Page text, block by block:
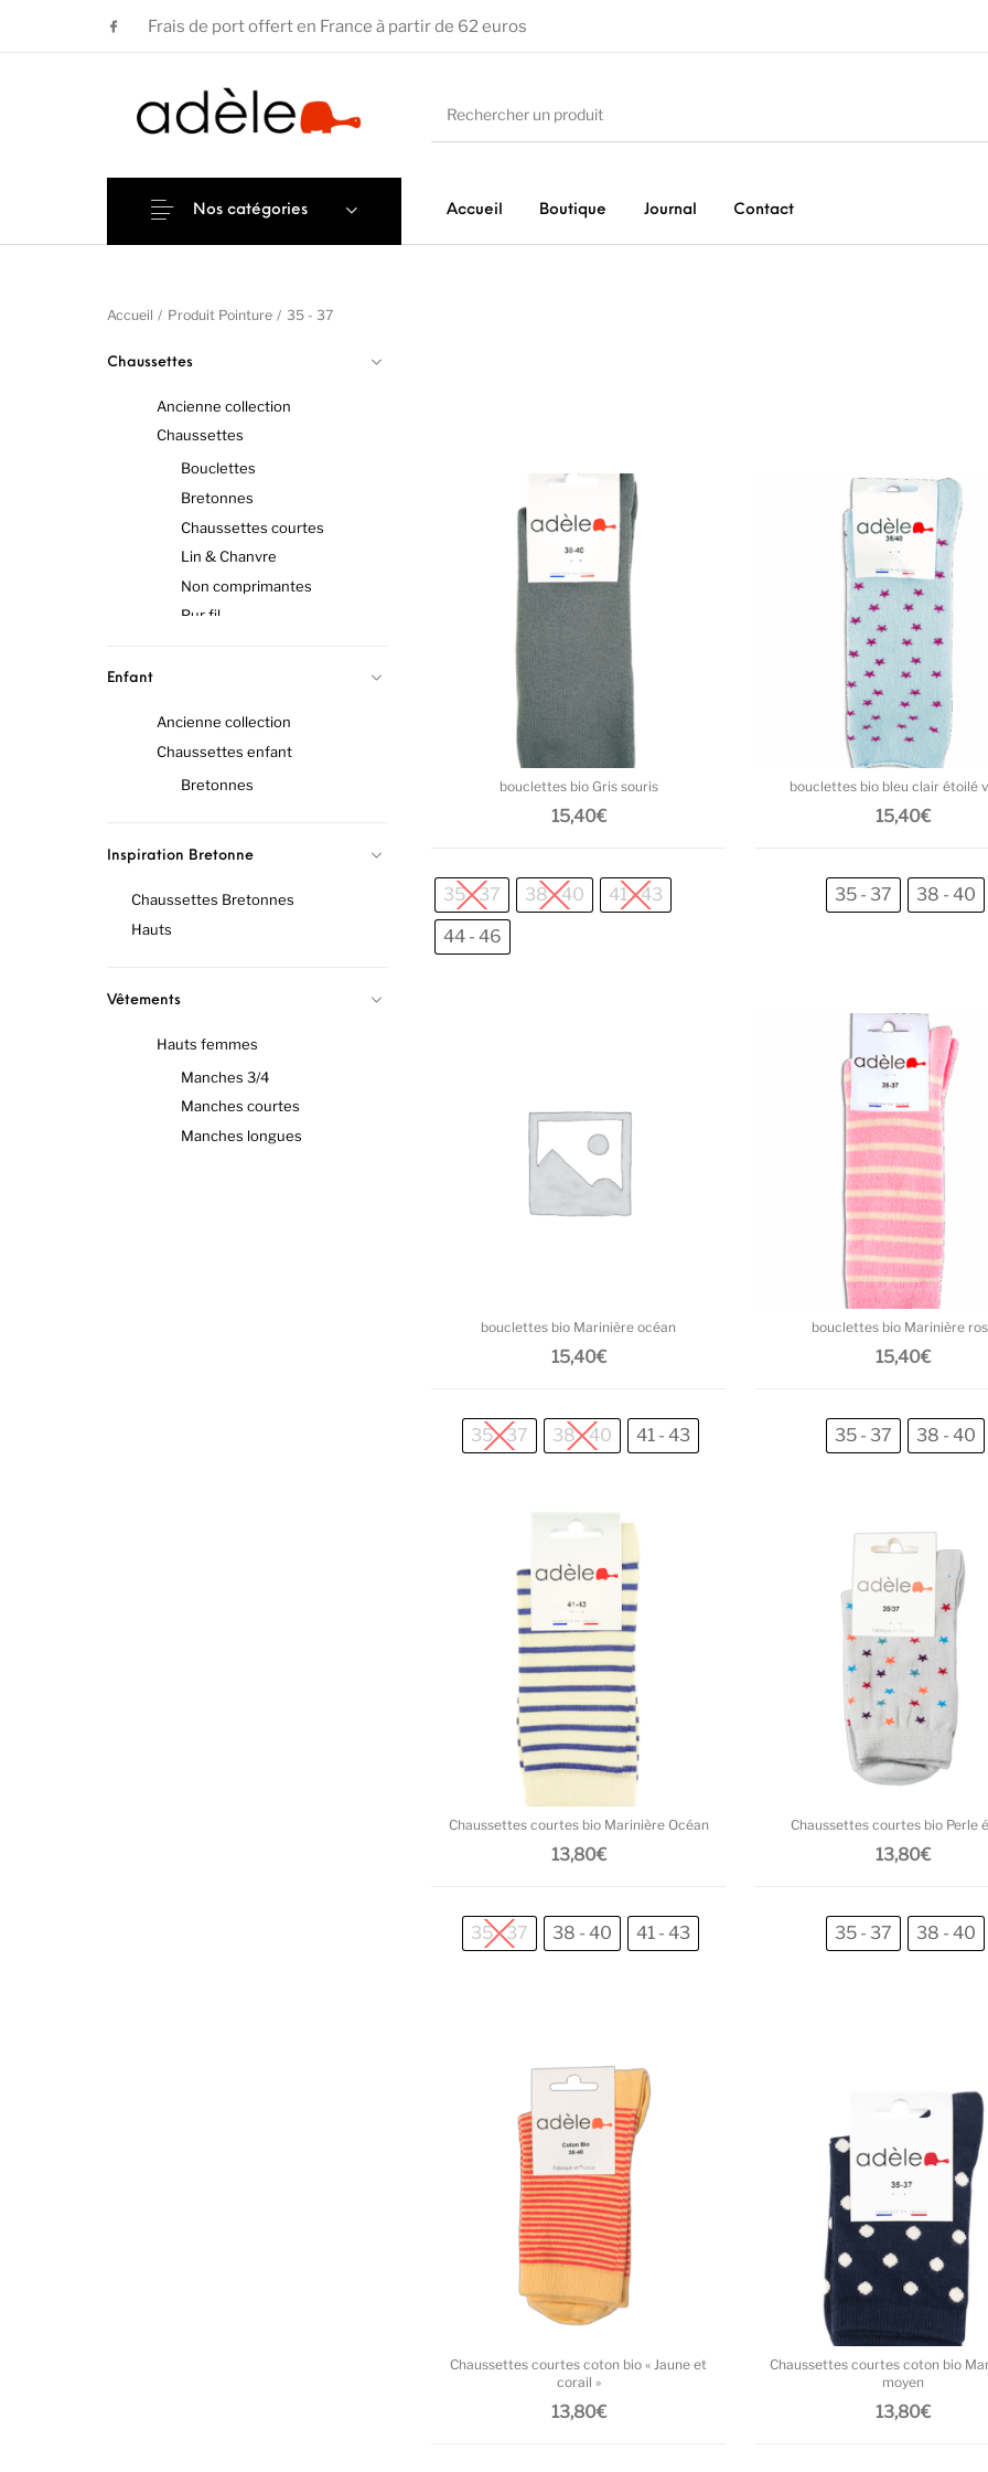
Frais de port offert en France à partir de 62 euros
Accueil Boutique Journal Contact
Nos catégories
Accueil / Produit Pointure / 35 - 37
Chaussettes
Ancienne collection
Chaussettes
Bouclettes
Bretonnes
Chaussettes courtes
Lin & Chanvre
Non comprimantes
Pur fil
Enfant
Ancienne collection
Chaussettes enfant
Bretonnes
Inspiration Bretonne
Chaussettes Bretonnes
Hauts
Vêtements
Hauts femmes
Manches 3/4
Manches courtes
Manches longues
bouclettes bio Gris souris
15,40€
Ce produit a plusieurs variations.
35 - 37 38 - 40
41 - 43
44 - 46
bouclettes bio bleu clair étoilé
15,40€
35 - 37 38 - 40
bouclettes bio Marinière océan
15,40€
Ce produit a plusieurs variations.
35 - 37 38 - 40 41 - 43
bouclettes bio Marinière
15,40€
35 - 37 38 - 40
Chaussettes courtes bio Marinière Océan
13,80€
Ce produit a plusieurs variations.
35 - 37 38 - 40 41 - 43
Chaussettes courtes bio Perle
13,80€
35 - 37 38 - 40
Chaussettes courtes coton bio « Jaune et
corail »
13,80€
Ce produit a plusieurs variations.
Chaussettes courtes coton bio
moyen
13,80€